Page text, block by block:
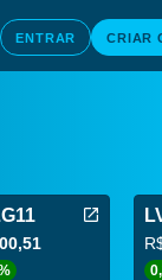
ENTRAR CRIAR